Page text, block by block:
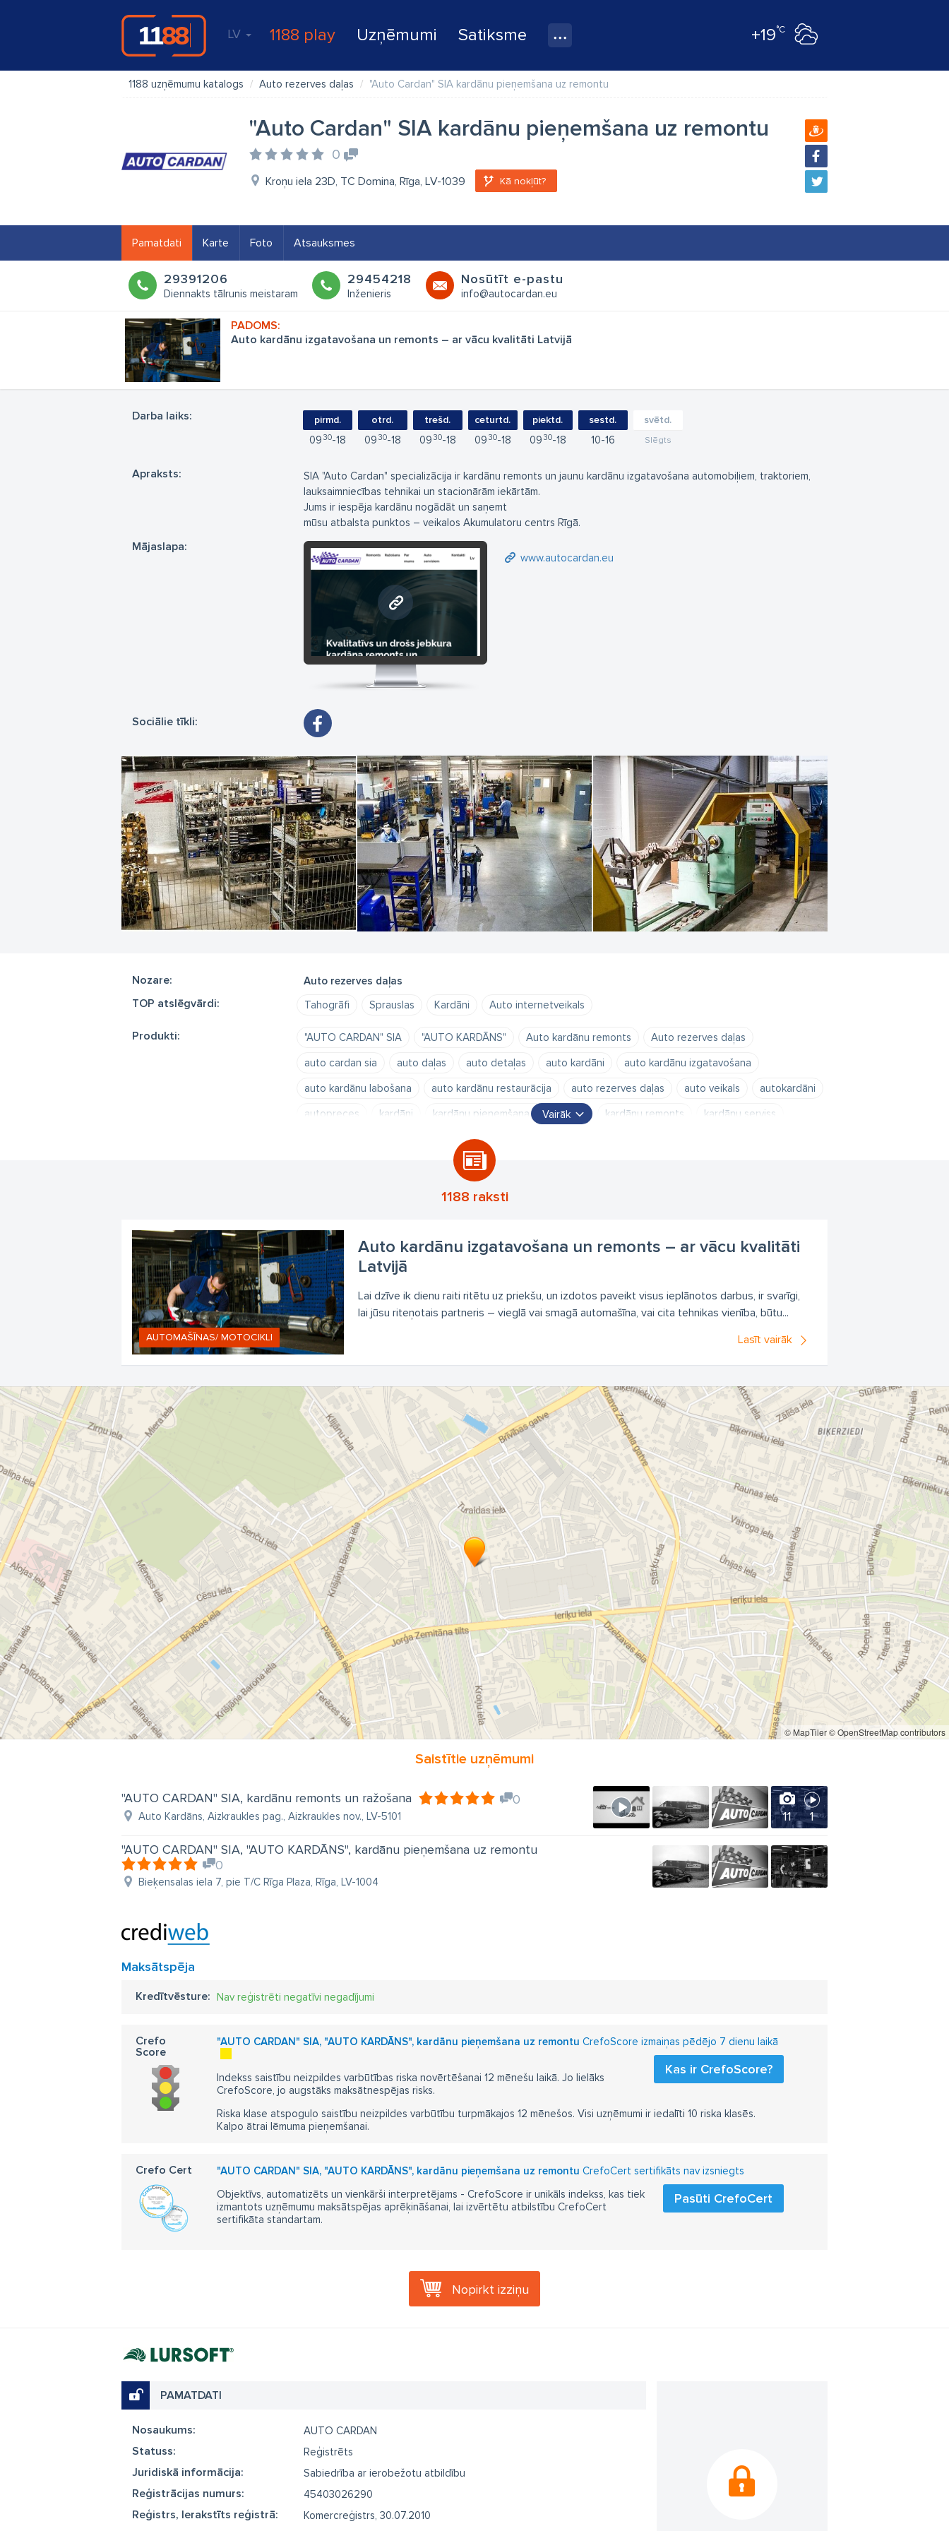
LV 1188 play Uzņēmumi Satiksme +19°C
1188 uzņēmumu katalogs Auto rezerves daļas "Auto Cardan" SIA kardānu pieņemšana uz remontu
"Auto Cardan" SIA kardānu pieņemšana uz remontu
0
Kroņu iela 23D, TC Domina, Rīga, LV-1039 Kā nokļūt?
Pamatdati Karte Foto Atsauksmes
29391206
Diennakts tālrunis meistaram
29454218
Inženieris
Nosūtīt e-pastu
info@autocardan.eu
Auto kardānu izgatavošana un remonts – ar vācu kvalitāti Latvijā
Darba laiks: pirmd.
09 30 18
otrd.
09 30 18
trešd.
09 30 18
ceturtd.
09 30 18
piektd.
09 30 18
sestd.
10 16
svētd.
Slēgts
Apraksts:
SIA "Auto Cardan" specializācija ir kardānu remonts un jaunu kardānu izgatavošana automobiļiem, traktoriem,
lauksaimniecības tehnikai un stacionārām iekārtām.
Jums ir iespēja kardānu nogādāt un saņemt
mūsu atbalsta punktos – veikalos Akumulatoru centrs Rīgā.
Mājaslapa:
www.autocardan.eu
www.autocardan.eu
Sociālie tīkli:
Nozare: Auto rezerves daļas
TOP atslēgvārdi: Tahogrāfi Sprauslas Kardāni Auto internetveikals
Produkti: "AUTO CARDAN" SIA "AUTO KARDĀNS" Auto kardānu remonts
Auto rezerves daļas
auto cardan sia
auto daļas auto detaļas auto kardāni
auto kardānu izgatavošana
auto kardānu labošana
auto kardānu restaurācija auto rezerves daļas auto veikals
autokardāni
autopreces
kardāni kardānu pieņemšana uz remontu kardānu remonts
kardānu serviss
rezerves daļas
Vairāk
1188 raksti
Auto kardānu izgatavošana un remonts – ar vācu kvalitāti
Latvijā
AUTOMAŠĪNAS/ MOTOCIKLI
Lai dzīve ik dienu raiti ritētu uz priekšu, un izdotos paveikt visus ieplānotos darbus, ir svarīgi,
lai jūsu riteņotais partneris – vieglā vai smagā automašīna, vai cita tehnikas vienība, būtu...
Lasīt vairāk
© MapTiler© OpenStreetMap contributors
Saistītie uzņēmumi
"AUTO CARDAN" SIA, kardānu remonts un ražošana 0
Auto Kardāns, Aizkraukles pag., Aizkraukles nov., LV-5101 11 1
"AUTO CARDAN" SIA, "AUTO KARDĀNS", kardānu pieņemšana uz remontu
0
Bieķensalas iela 7, pie T/C Rīga Plaza, Rīga, LV-1004
Maksātspēja
Kredītvēsture: Nav reģistrēti negatīvi negadījumi
Crefo
Score
"AUTO CARDAN" SIA, "AUTO KARDĀNS", kardānu pieņemšana uz remontu CrefoScore izmaiņas pēdējo 7 dienu laikā
Kas ir CrefoScore?
Indekss saistību neizpildes varbūtības riska novērtēšanai 12 mēnešu laikā. Jo lielāks
CrefoScore, jo augstāks maksātnespējas risks.
Riska klase atspoguļo saistību neizpildes varbūtību turpmākajos 12 mēnešos. Visi uzņēmumi ir iedalīti 10 riska klasēs.
Kalpo ātrai lēmuma pieņemšanai.
Crefo Cert "AUTO CARDAN" SIA, "AUTO KARDĀNS", kardānu pieņemšana uz remontu CrefoCert sertifikāts nav izsniegts
Pasūti CrefoCert
Objektīvs, automatizēts un vienkārši interpretējams - CrefoScore ir unikāls indekss, kas tiek
izmantots uzņēmumu maksātspējas aprēķināšanai, lai izvērtētu atbilstību CrefoCert
sertifikāta standartam.
Nopirkt izziņu
PAMATDATI
Nosaukums: AUTO CARDAN
Statuss: Reģistrēts
Juridiskā informācija: Sabiedrība ar ierobežotu atbildību
Reģistrācijas numurs: 45403026290
Reģistrs, Ierakstīts reģistrā: Komercreģistrs, 30.07.2010